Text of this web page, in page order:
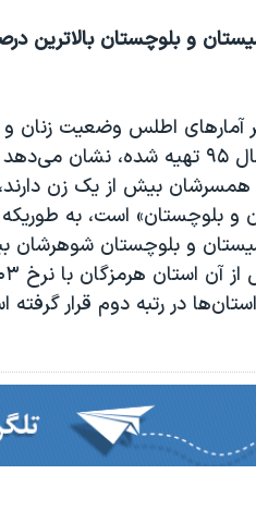
و بلوچستان بالاترین
آمارهای اطلس وضعیت زنان و
مبنای سال ۹۵ تهیه شده، نشان
همسرشان بیش از یک زن
و بلوچستان
در رتبه دوم قرار گرفته